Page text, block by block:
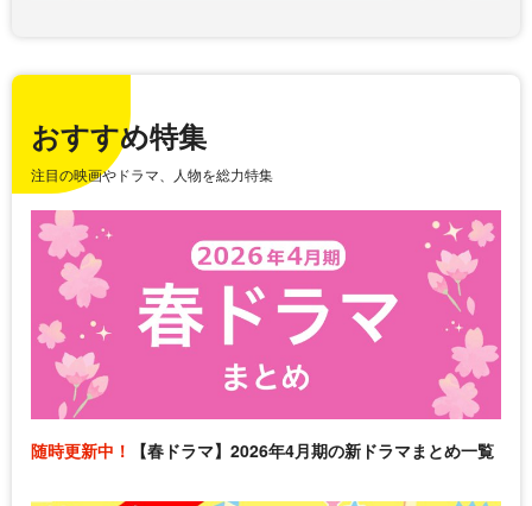
おすすめ特集
注目の映画やドラマ、人物を総力特集
随時更新中！ 【春ドラマ】2026年4月期の新ドラマまとめ一覧